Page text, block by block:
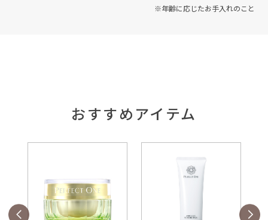
※年齢に応じたお手入れのこと
おすすめアイテム